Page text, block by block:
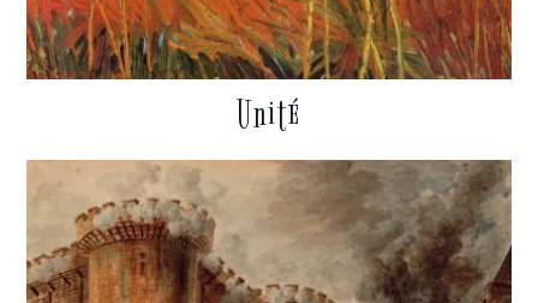
Unité